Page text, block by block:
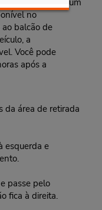
e trave-o. Se um
no
balcão de
a
Você pode
após a
da área de retirada
esquerda e
passe pelo
fica à direita.